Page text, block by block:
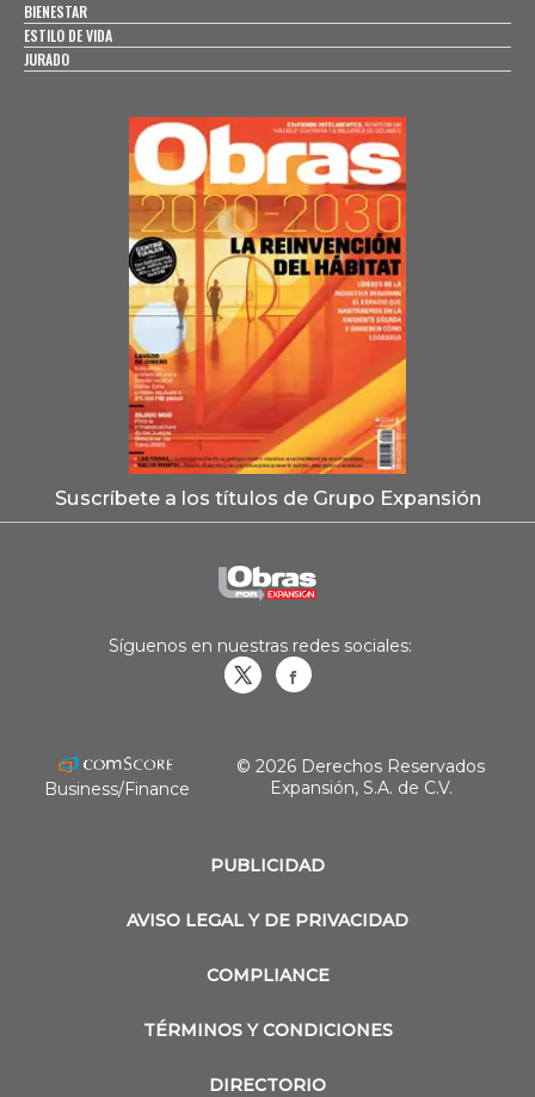
BIENESTAR
ESTILO DE VIDA
JURADO
Suscríbete a los títulos de Grupo Expansión
PUBLICIDAD
AVISO LEGAL Y DE PRIVACIDAD
COMPLIANCE
TÉRMINOS Y CONDICIONES
DIRECTORIO
Síguenos en nuestras redes sociales:
Business/Finance
© 2026 Derechos Reservados
Expansión, S.A. de C.V.